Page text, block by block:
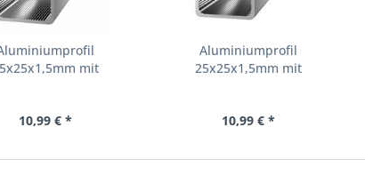
mit
10,99 € *
Aluminiumprofil
25x25x1,5mm mit
10,99 € *